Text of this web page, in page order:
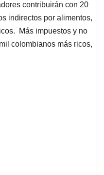
contribuirán con 20
indirectos por alimentos,
Más impuestos y no
colombianos más ricos,